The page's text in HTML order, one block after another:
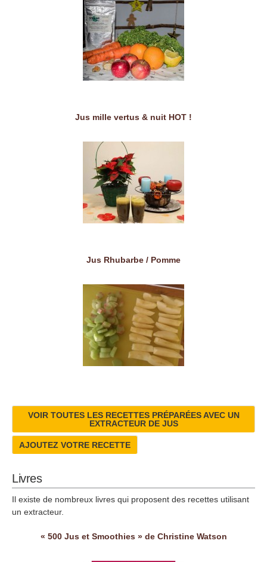
Jus mille vertus & nuit HOT !
Jus Rhubarbe / Pomme
VOIR TOUTES LES RECETTES PRÉPARÉES AVEC UN
EXTRACTEUR DE JUS
AJOUTEZ VOTRE RECETTE
Livres
Il existe de nombreux livres qui proposent des recettes utilisant
un extracteur.
« 500 Jus et Smoothies » de Christine Watson